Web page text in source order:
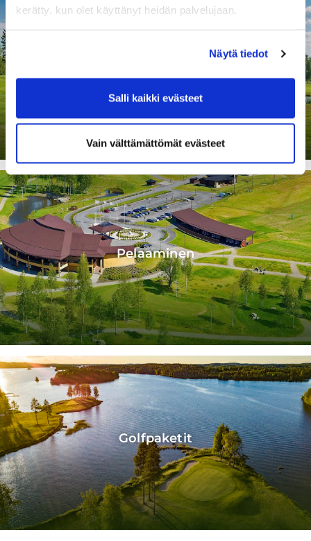
kerätty, kun olet käyttänyt heidän palvelujaan.
Näytä tiedot
Salli kaikki evästeet
Vain välttämättömät evästeet
Pelaaminen
Golfpaketit